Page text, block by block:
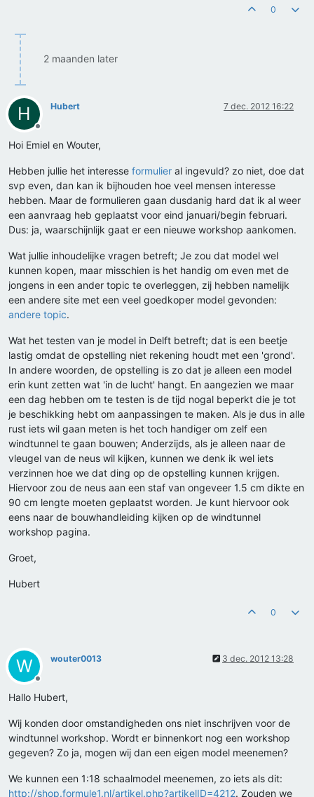
0
2 maanden later
H
Offline
Hubert 7 dec. 2012 16:22
Hoi Emiel en Wouter,
Hebben jullie het interesse formulier al ingevuld? zo niet, doe dat
svp even, dan kan ik bijhouden hoe veel mensen interesse
hebben. Maar de formulieren gaan dusdanig hard dat ik al weer
een aanvraag heb geplaatst voor eind januari/begin februari.
Dus: ja, waarschijnlijk gaat er een nieuwe workshop aankomen.
Wat jullie inhoudelijke vragen betreft; Je zou dat model wel
kunnen kopen, maar misschien is het handig om even met de
jongens in een ander topic te overleggen, zij hebben namelijk
een andere site met een veel goedkoper model gevonden:
andere topic.
Wat het testen van je model in Delft betreft; dat is een beetje
lastig omdat de opstelling niet rekening houdt met een 'grond'.
In andere woorden, de opstelling is zo dat je alleen een model
erin kunt zetten wat 'in de lucht' hangt. En aangezien we maar
een dag hebben om te testen is de tijd nogal beperkt die je tot
je beschikking hebt om aanpassingen te maken. Als je dus in alle
rust iets wil gaan meten is het toch handiger om zelf een
windtunnel te gaan bouwen; Anderzijds, als je alleen naar de
vleugel van de neus wil kijken, kunnen we denk ik wel iets
verzinnen hoe we dat ding op de opstelling kunnen krijgen.
Hiervoor zou de neus aan een staf van ongeveer 1.5 cm dikte en
90 cm lengte moeten geplaatst worden. Je kunt hiervoor ook
eens naar de bouwhandleiding kijken op de windtunnel
workshop pagina.
Groet,
Hubert
0
W
Offline
wouter0013 3 dec. 2012 13:28
Hallo Hubert,
Wij konden door omstandigheden ons niet inschrijven voor de
windtunnel workshop. Wordt er binnenkort nog een workshop
gegeven? Zo ja, mogen wij dan een eigen model meenemen?
We kunnen een 1:18 schaalmodel meenemen, zo iets als dit:
http://shop.formule1.nl/artikel.php?artikelID=4212. Zouden we